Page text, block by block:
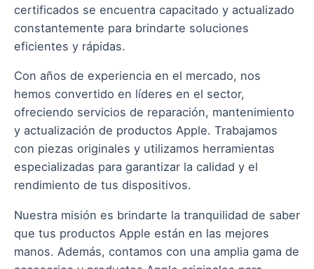
certificados se encuentra capacitado y actualizado
constantemente para brindarte soluciones
eficientes y rápidas.
Con años de experiencia en el mercado, nos
hemos convertido en líderes en el sector,
ofreciendo servicios de reparación, mantenimiento
y actualización de productos Apple. Trabajamos
con piezas originales y utilizamos herramientas
especializadas para garantizar la calidad y el
rendimiento de tus dispositivos.
Nuestra misión es brindarte la tranquilidad de saber
que tus productos Apple están en las mejores
manos. Además, contamos con una amplia gama de